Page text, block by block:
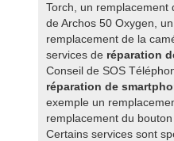
Torch, un remplacement
de Archos 50 Oxygen,
remplacement de la
services de réparation
Conseil de SOS
réparation de
exemple un
remplacement du
Certains services sont